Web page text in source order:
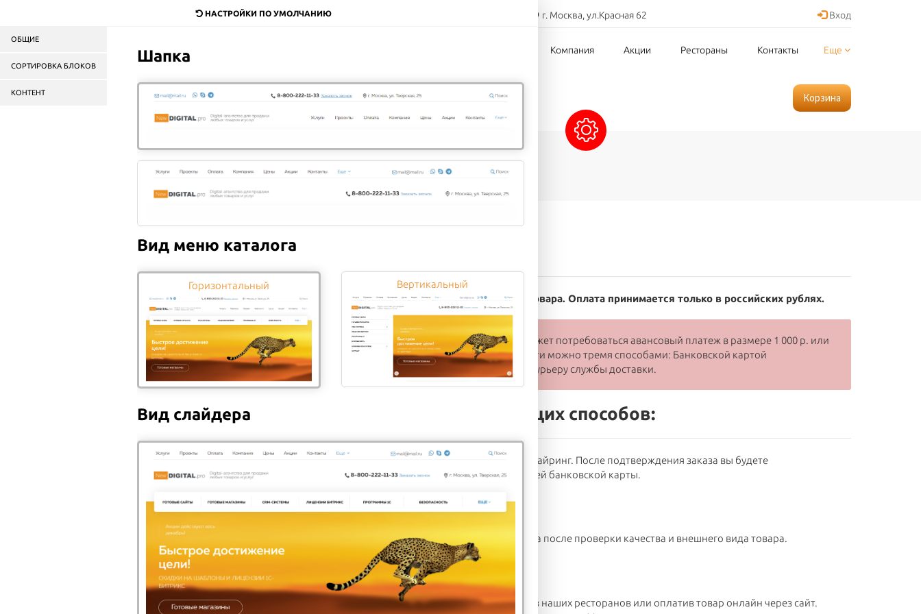
НАСТРОЙКИ ПО УМОЛЧАНИЮ
ОБЩИЕ
СОРТИРОВКА БЛОКОВ
КОНТЕНТ
Шапка
Вид меню каталога
Горизонтальный Вертикальный
Вид слайдера
г. Москва, ул.Красная 62 Вход
Компания Акции Рестораны Контакты Еще
Роллы Салаты Бургеры Сэндвичи Напитки Десерты Корзина
Оплата заказа
В каталоге сайта, стоимость товара указана в рублях, все налоги включены в стоимость товара. Оплата принимается только в российских рублях.
Обращаем ваше внимание, что при заказе товара стоимостью более 10 000 рублей может потребоваться авансовый платеж в размере 1 000 р. или
100% предоплата. О её необходимости Вам сообщит наш менеджер. Предоплату внести можно тремя способами: Банковской картой
(безналичный расчет), или предоплата наличными в пункте выдачи или наличными курьеру службы доставки.
У нас вы сможете оплатить товар одним из следующих способов:
Вы можете оплатить свой заказ банковской картой онлайн банк, осуществляющий интернет эквайринг. После подтверждения заказа вы будете
перенаправлены на защищенную платежную страницу, где вам необходимо ввести данные вашей банковской карты.
Наличными при самовывозе или курьеру
Оплата принимается в российских рублях в наших ресторанах или курьеру при получении заказа после проверки качества и внешнего вида товара.
Банковской картойпри самовывозеили онлайн оплате
При помощи банковской карты вы можете оплатить ваш заказ при получении товара в одном из наших ресторанов или оплатив товар онлайн через сайт.